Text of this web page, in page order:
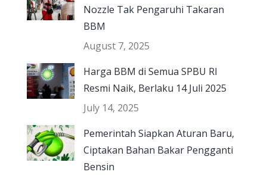
Nozzle Tak Pengaruhi Takaran
BBM
August 7, 2025
Harga BBM di Semua SPBU RI
Resmi Naik, Berlaku 14 Juli 2025
July 14, 2025
Pemerintah Siapkan Aturan Baru,
Ciptakan Bahan Bakar Pengganti
Bensin